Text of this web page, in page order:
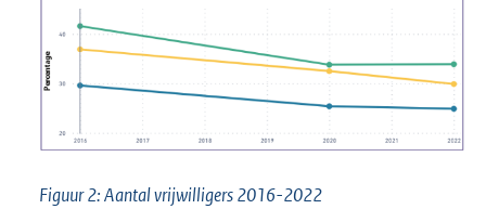
Figuur 2: Aantal vrijwilligers 2016-2022